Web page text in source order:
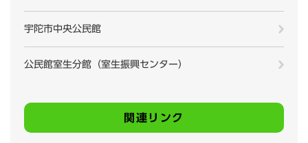
宇陀市中央公民館
公民館室生分館（室生振興センター）
関連リンク